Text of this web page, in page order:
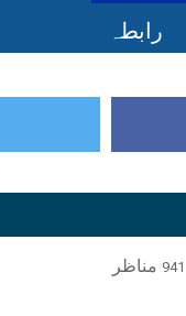
رابطہ
941 مناظر